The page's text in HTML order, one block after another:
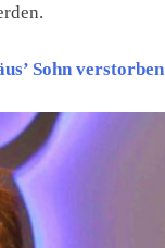
Sohn verstorben